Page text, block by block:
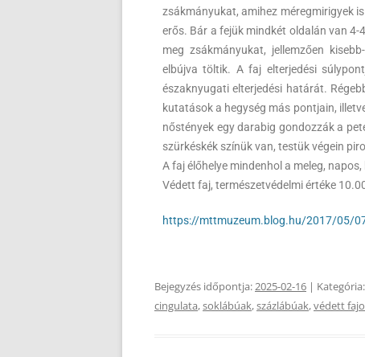
zsákmányukat, amihez méregmirigyek
erős. Bár a fejük mindkét oldalán van
meg zsákmányukat, jellemzően
elbújva töltik. A faj elterjedési
északnyugati elterjedési határát.
kutatások a hegység más pontjain,
nőstények egy darabig gondozzák a
szürkéskék színük van, testük végein
A faj élőhelye mindenhol a meleg,
Védett faj, természetvédelmi értéke
https://mttmuzeum.blog.hu/2017/05/
Bejegyzés időpontja:2025-02-16 | Kategória:
cingulata,soklábúak,százlábúak,védett